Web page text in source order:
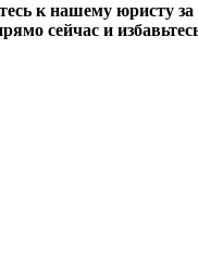
к нашему
сейчас и